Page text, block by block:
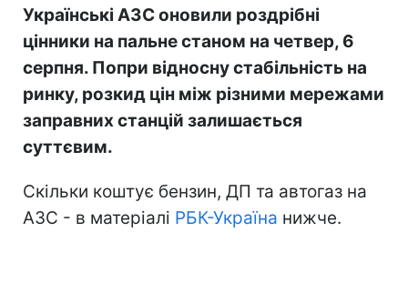
Українські АЗС оновили роздрібні
цінники на пальне станом на четвер, 6
серпня. Попри відносну стабільність на
ринку, розкид цін між різними мережами
заправних станцій залишається
суттєвим.
Скільки коштує бензин, ДП та автогаз на
АЗС - в матеріалі РБК-Україна нижче.